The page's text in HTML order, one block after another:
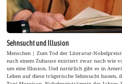
Sehnsucht und Illusion
Menschen | Zum Tod der Literatur-
nach einem Zuhause existiert zwar nach wie
um eine Illusion. Und natürlich gibt es in
Leben auf diese trügerische Sehnsucht